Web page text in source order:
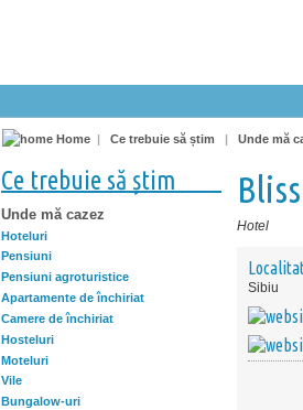
Home | Ce trebuie să știm | Unde mă
Ce trebuie să știm
Unde mă cazez
Hoteluri
Pensiuni
Pensiuni agroturistice
Apartamente de închiriat
Camere de închiriat
Hosteluri
Moteluri
Vile
Bungalow-uri
Bliss
Hotel
Sibiu